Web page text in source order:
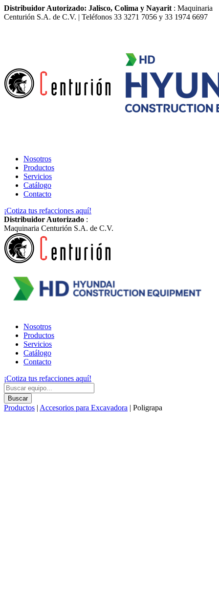
Distribuidor Autorizado: Jalisco, Colima y Nayarit : Maquinaria
Centurión S.A. de C.V. | Teléfonos 33 3271 7056 y 33 1974 6697
Nosotros
Productos
Servicios
Catálogo
Contacto
¡Cotiza tus refacciones aquí!
Distribuidor Autorizado :
Maquinaria Centurión S.A. de C.V.
Nosotros
Productos
Servicios
Catálogo
Contacto
¡Cotiza tus refacciones aquí!
Products
search
Buscar
Productos | Accesorios para Excavadora | Poligrapa